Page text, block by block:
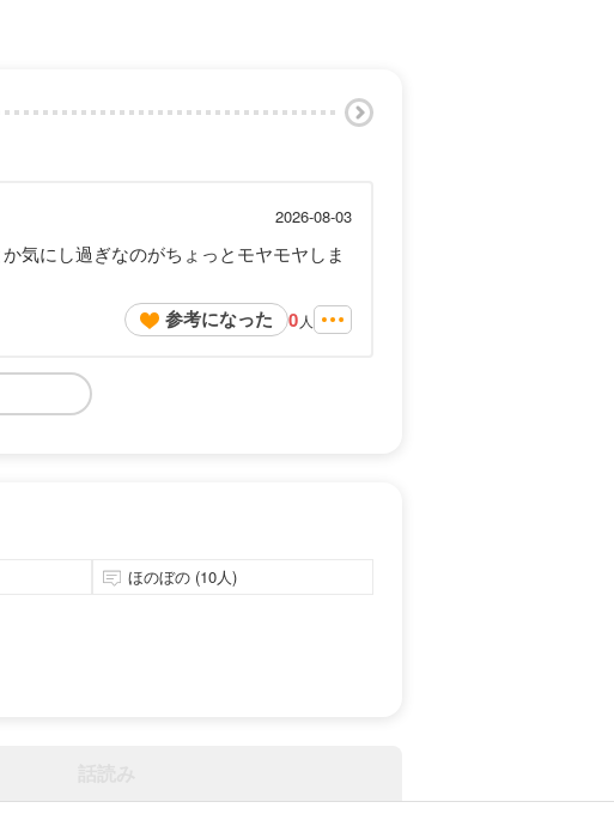
2026-08-03
気にし過ぎなのがちょっとモヤモヤしま
参考になった 0 人
ほのぼの (10人)